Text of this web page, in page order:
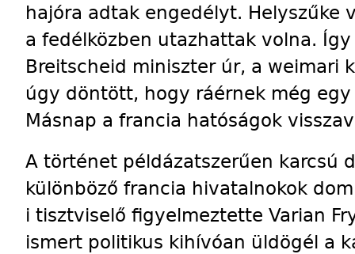
hajóra adtak engedélyt. Helyszűke
a fedélközben utazhattak volna.
Breitscheid miniszter úr, a weimari
úgy döntött, hogy ráérnek még
Másnap a francia hatóságok
A történet példázatszerűen karcsú
különböző francia hivatalnokok
i tisztviselő fi­gyel­­meztette Varian
ismert politikus kihívóan üldögél a